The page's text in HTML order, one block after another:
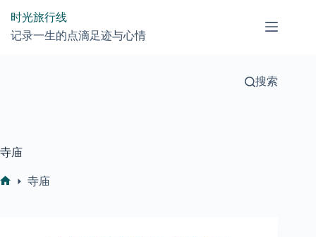
时光旅行线
记录一生的点滴足迹与心情
搜索
寺庙
寺庙